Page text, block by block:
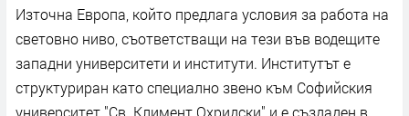
Източна Европа, който предлага условия за работа на
световно ниво, съответстващи на тези във водещите
западни университети и институти. Институтът е
структуриран като специално звено към Софийския
университет "Св. Климент Охридски" и е създаден в